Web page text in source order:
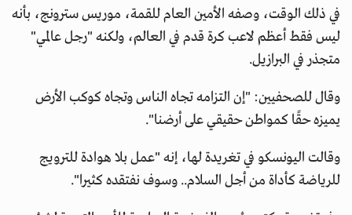
في ذلك الوقت، وصفه الأمين العام للقمة، موريس سترونج، بأنه
ليس فقط أعظم لاعب كرة قدم في العالم، ولكنه "رجل عالمي"
متجذر في البرازيل.
وقال للصحفيين: "إن التزامه تجاه الناس وتجاه كوكب الأرض
يميزه حقًا كمواطن حقيقي على أرضنا".
وقالت اليونسكو في تغريدة لها، إنه "عمل بلا هوادة للترويج
للرياضة كأداة من أجل السلام.. وسوف نفتقده كثيرا".